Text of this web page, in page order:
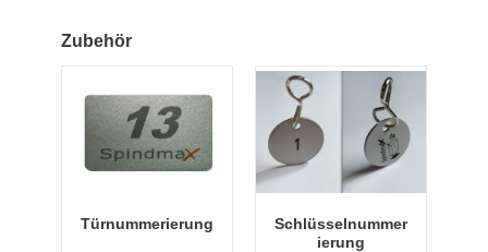
Zubehör
Türnummerierung
Schlüsselnummer
ierung